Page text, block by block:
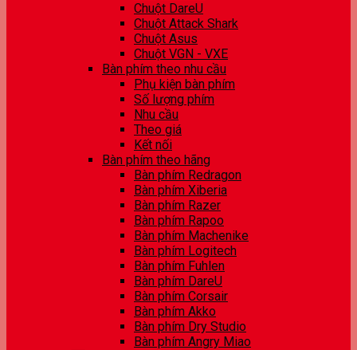
Chuột DareU
Chuột Attack Shark
Chuột Asus
Chuột VGN - VXE
Bàn phím theo nhu cầu
Phụ kiện bàn phím
Số lượng phím
Nhu cầu
Theo giá
Kết nối
Bàn phím theo hãng
Bàn phím Redragon
Bàn phím Xiberia
Bàn phím Razer
Bàn phím Rapoo
Bàn phím Machenike
Bàn phím Logitech
Bàn phím Fuhlen
Bàn phím DareU
Bàn phím Corsair
Bàn phím Akko
Bàn phím Dry Studio
Bàn phím Angry Miao